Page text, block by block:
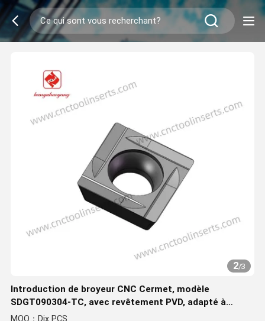
2/3
Introduction de broyeur CNC Cermet, modèle
SDGT090304-TC, avec revêtement PVD, adapté à
l'usinage de tous les matériaux difficiles à couper, à